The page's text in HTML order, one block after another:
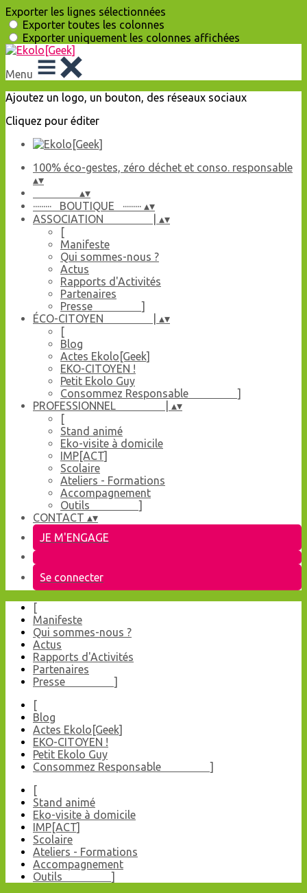
Exporter les lignes sélectionnées
Exporter toutes les colonnes
Exporter uniquement les colonnes affichées
Menu
Ajoutez un logo, un bouton, des réseaux sociaux
Cliquez pour éditer
100% éco-gestes, zéro déchet et conso. responsable
▴▾
▴▾
········· BOUTIQUE ········· ▴▾
ASSOCIATION | ▴▾
[
Manifeste
Qui sommes-nous ?
Actus
Rapports d'Activités
Partenaires
Presse ]
ÉCO-CITOYEN | ▴▾
[
Blog
Actes Ekolo[Geek]
EKO-CITOYEN !
Petit Ekolo Guy
Consommez Responsable ]
PROFESSIONNEL | ▴▾
[
Stand animé
Eko-visite à domicile
IMP[ACT]
Scolaire
Ateliers - Formations
Accompagnement
Outils ]
CONTACT ▴▾
JE M'ENGAGE
Se connecter
[
Manifeste
Qui sommes-nous ?
Actus
Rapports d'Activités
Partenaires
Presse ]
[
Blog
Actes Ekolo[Geek]
EKO-CITOYEN !
Petit Ekolo Guy
Consommez Responsable ]
[
Stand animé
Eko-visite à domicile
IMP[ACT]
Scolaire
Ateliers - Formations
Accompagnement
Outils ]